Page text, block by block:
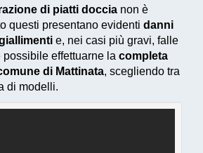
di piatti doccia non è
questi presentano evidenti danni
e, nei casi più gravi, falle
possibile effettuarne la completa
di Mattinata, scegliendo tra
di modelli.